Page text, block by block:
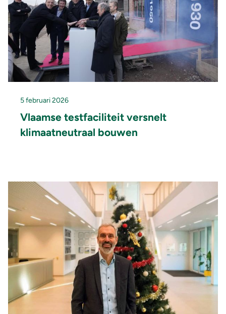
5 februari 2026
Vlaamse testfaciliteit versnelt
klimaatneutraal bouwen